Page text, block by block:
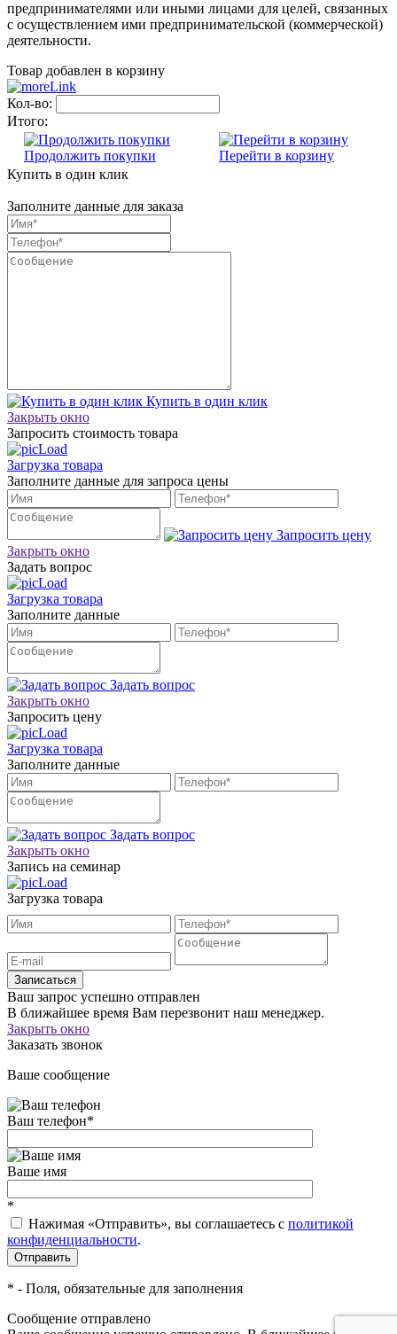
предпринимателями или иными лицами для целей, связанных
с осуществлением ими предпринимательской (коммерческой)
деятельности.
Товар добавлен в корзину
Кол-во:
Итого:
Продолжить покупки
Перейти в корзину
Купить в один клик
Заполните данные для заказа
Купить в один клик
Закрыть окно
Запросить стоимость товара
Загрузка товара
Заполните данные для запроса цены
Запросить цену
Закрыть окно
Задать вопрос
Загрузка товара
Заполните данные
Задать вопрос
Закрыть окно
Запросить цену
Загрузка товара
Заполните данные
Задать вопрос
Закрыть окно
Запись на семинар
Загрузка товара
Записаться
Ваш запрос успешно отправлен
В ближайшее время Вам перезвонит наш менеджер.
Закрыть окно
Заказать звонок
Ваше сообщение
Ваш телефон*
Ваше имя
*
Нажимая «Отправить», вы соглашаетесь c политикой
конфиденциальности.
* - Поля, обязательные для заполнения
Сообщение отправлено